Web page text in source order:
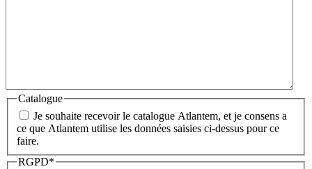
Catalogue
Je souhaite recevoir le catalogue Atlantem, et je consens a
ce que Atlantem utilise les données saisies ci-dessus pour ce
faire.
RGPD*